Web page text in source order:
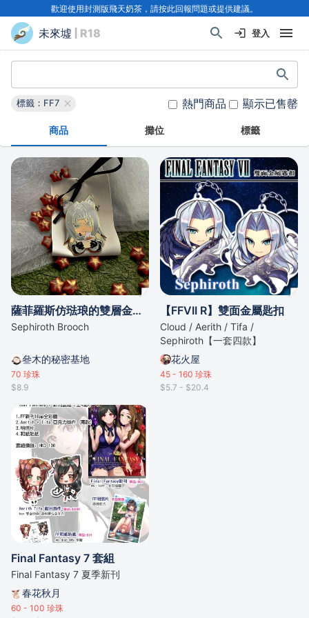
歡迎使用封測版飛天奶茶，請按此回報問題或提供建議。
未來墟 | R18 登入
標籤：FF7 熱門商品 顯示已售罄
商品 攤位 標籤
薩菲羅斯仿琺琅的雙層金屬胸針
Sephiroth Brooch
叄木的秘密基地
70 珍珠
$8.9
【FFVII R】雙面金屬匙扣
Cloud / Aerith / Tifa /
Sephiroth【一套四款】
花火屋
45 - 160 珍珠
$5.7 - $20.4
Final Fantasy 7 套組
Final Fantasy 7 夏季新刊
春花秋月
60 - 100 珍珠